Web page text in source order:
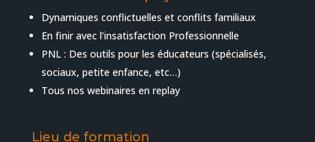
Dynamiques conflictuelles et conflits familiaux
En finir avec l’insatisfaction Professionnelle
PNL : Des outils pour les éducateurs (spécialisés,
sociaux, petite enfance, etc…)
Tous nos webinaires en replay
Lieu de formation